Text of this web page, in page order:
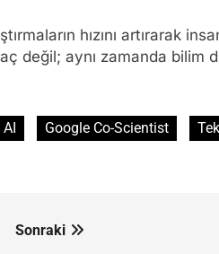
hızını artırarak
değil; aynı zamanda bilim
Google Co-Scientist
Sonraki